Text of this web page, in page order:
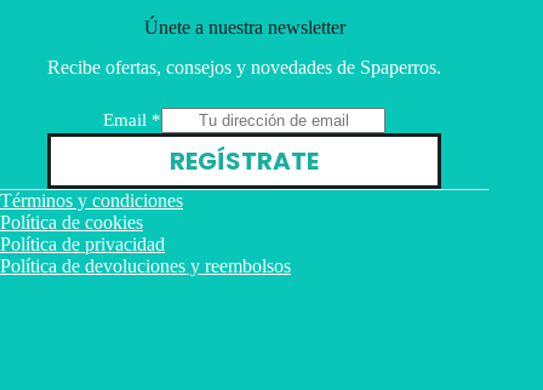
Únete a nuestra newsletter
Recibe ofertas, consejos y novedades de Spaperros.
m
i
l
Email *
REGÍSTRATE
Términos y condiciones
Política de cookies
Política de privacidad
Política de devoluciones y reembolsos